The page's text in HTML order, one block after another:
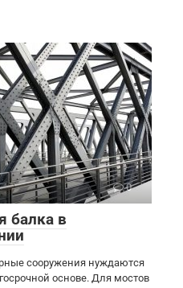
0
балка в
сооружения нуждаются
основе. Для мостов